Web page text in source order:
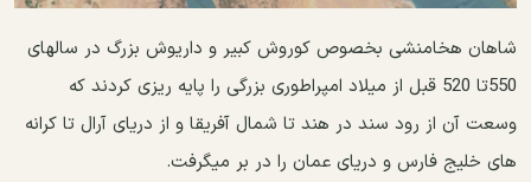
شاهان هخامنشی بخصوص کوروش کبیر و داریوش بزرگ در سالهای
550تا 520 قبل از میلاد امپراطوری بزرگی را پایه ریزی کردند که
وسعت آن از رود سند در هند تا شمال آفریقا و از دریای آرال تا کرانه
های خلیج فارس و دریای عمان را در بر میگرفت.